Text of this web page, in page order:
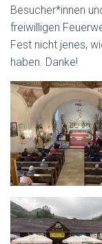
Besucher*innen
freiwilligen
Fest nicht jenes,
haben. Danke!